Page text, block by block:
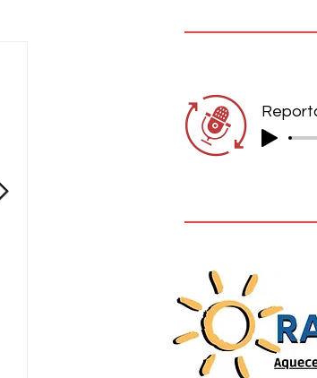
A cidade das respostas que ainda